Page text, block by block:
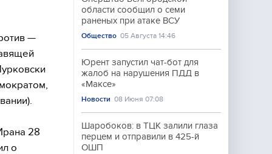
—
28
о
области сообщил о семи
раненых при атаке ВСУ
Общество 05 Августа 14:46
Юрент запустил чат-бот для
жалоб на нарушения ПДД в
«Максе»
Новости 08 Июня 07:08
Шаробоков: в ТЦК залили глаза
перцем и отправили в 425-й
ОШП